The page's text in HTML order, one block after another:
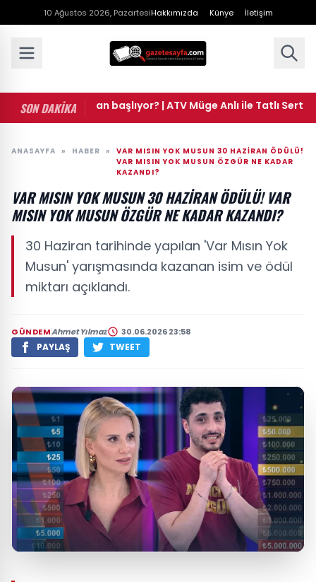
10 Ağustos 2026, PazartesiHakkımızda Künye İletişim
SON DAKİKA
Anlı ne zaman başlıyor? | ATV Müge Anlı ile Tatlı Sert yeni
ANASAYFA » HABER »
VAR MISIN YOK MUSUN 30 HAZIRAN ÖDÜLÜ!
VAR MISIN YOK MUSUN ÖZGÜR NE KADAR
KAZANDI?
VAR MISIN YOK MUSUN 30 HAZIRAN ÖDÜLÜ! VAR
MISIN YOK MUSUN ÖZGÜR NE KADAR KAZANDI?
30 Haziran tarihinde yapılan 'Var Mısın Yok
Musun' yarışmasında kazanan isim ve ödül
miktarı açıklandı.
GÜNDEMAhmet Yılmaz 30.06.2026 23:58
PAYLAŞ TWEET